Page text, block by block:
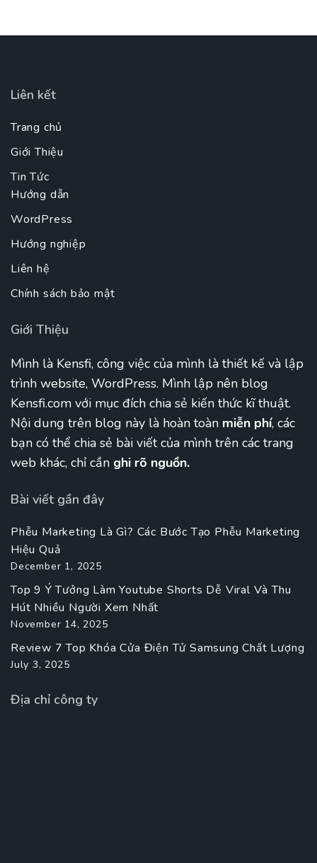
Liên kết
Trang chủ
Giới Thiệu
Tin Tức
Hướng dẫn
WordPress
Hướng nghiệp
Liên hệ
Chính sách bảo mật
Giới Thiệu
Mình là Kensfi, công việc của mình là thiết kế và lập
trình website, WordPress. Mình lập nên blog
Kensfi.com với mục đích chia sẻ kiến thức kĩ thuật.
Nội dung trên blog này là hoàn toàn miễn phí, các
bạn có thể chia sẻ bài viết của mình trên các trang
web khác, chỉ cần ghi rõ nguồn.
Bài viết gần đây
Phễu Marketing Là Gì? Các Bước Tạo Phễu Marketing
Hiệu Quả
December 1, 2025
Top 9 Ý Tưởng Làm Youtube Shorts Dễ Viral Và Thu
Hút Nhiều Người Xem Nhất
November 14, 2025
Review 7 Top Khóa Cửa Điện Tử Samsung Chất Lượng
July 3, 2025
Địa chỉ công ty